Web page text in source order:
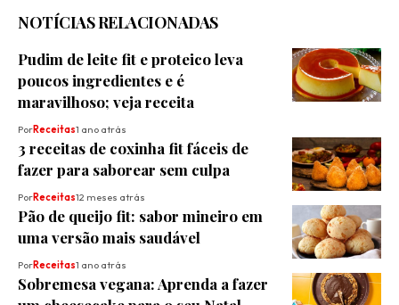
NOTÍCIAS RELACIONADAS
Pudim de leite fit e proteico leva
poucos ingredientes e é
maravilhoso; veja receita
PorReceitas1 ano atrás
3 receitas de coxinha fit fáceis de
fazer para saborear sem culpa
PorReceitas12 meses atrás
Pão de queijo fit: sabor mineiro em
uma versão mais saudável
PorReceitas1 ano atrás
Sobremesa vegana: Aprenda a fazer